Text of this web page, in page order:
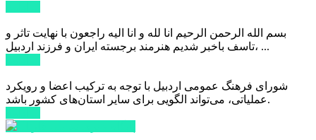
بسم الله الرحمن الرحیم انا لله و انا الیه راجعون با نهایت تاثر و
تاسف باخبر شدیم هنرمند برجسته ایران و فرزند اردبیل، ...
شورای فرهنگ عمومی اردبیل با توجه به ترکیب اعضا و رویکرد
عملیاتی، می‌تواند الگویی برای سایر استان‌های کشور باشد.